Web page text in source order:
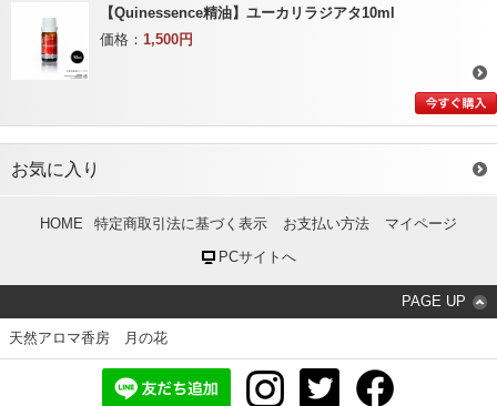
【Quinessence精油】ユーカリラジアタ10ml
価格： 1,500円
お気に入り
HOME 特定商取引法に基づく表示 お支払い方法
マイページ
PCサイトへ
PAGE UP
天然アロマ香房 月の花